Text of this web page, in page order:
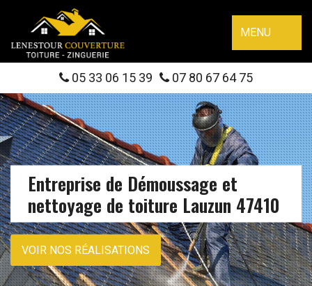
MENU
05 33 06 15 39 07 80 67 64 75
Entreprise de Démoussage et
nettoyage de toiture Lauzun 47410
VOIR NOS RÉALISATIONS